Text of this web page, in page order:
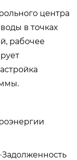
центра
в точках
рабочее